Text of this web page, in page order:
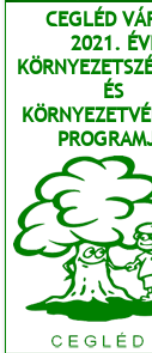
CEGLÉD
2021.
ÉS